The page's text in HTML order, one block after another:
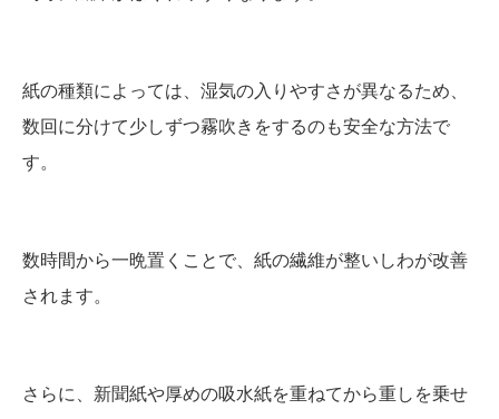
紙の種類によっては、湿気の入りやすさが異なるため、
数回に分けて少しずつ霧吹きをするのも安全な方法で
す。
数時間から一晩置くことで、紙の繊維が整いしわが改善
されます。
さらに、新聞紙や厚めの吸水紙を重ねてから重しを乗せ